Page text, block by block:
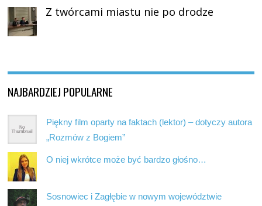
Z twórcami miastu nie po drodze
NAJBARDZIEJ POPULARNE
Piękny film oparty na faktach (lektor) – dotyczy autora
„Rozmów z Bogiem”
O niej wkrótce może być bardzo głośno…
Sosnowiec i Zagłębie w nowym województwie